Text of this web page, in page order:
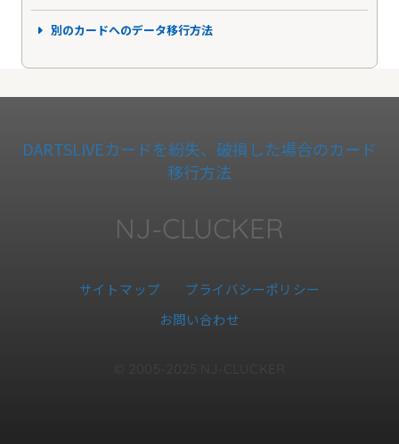
別のカードへのデータ移行方法
DARTSLIVEカードを紛失、破損した場合のカード
移行方法
NJ-CLUCKER
サイトマップ
プライバシーポリシー
お問い合わせ